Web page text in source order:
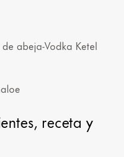
abeja-Vodka Ketel
receta y